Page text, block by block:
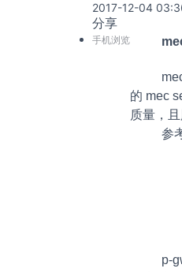
2017-12-04
分享
手机浏览 mec
的 mec
质量，
参
p-